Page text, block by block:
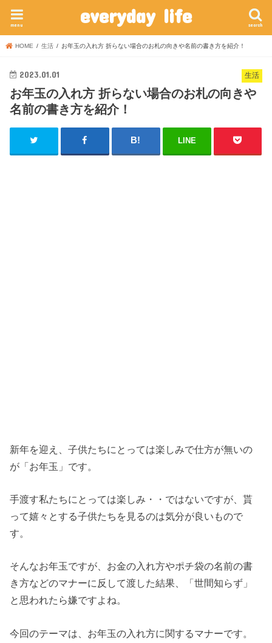
everyday life search
menu
HOME 生活 お年玉の入れ方 折らない場合のお札の向きや名前の書き方を紹介！
生活
2023.01.01
お年玉の入れ方 折らない場合のお札の向きや
名前の書き方を紹介！
LINE
新年を迎え、子供たちにとっては楽しみで仕方が無いの
が「お年玉」です。
手渡す私たちにとっては楽しみ・・ではないですが、貰
って嬉々とする子供たちを見るのは気分が良いもので
す。
そんなお年玉ですが、お金の入れ方やポチ袋の名前の書
き方などのマナーに反して渡した結果、「世間知らず」
と思われたら嫌ですよね。
今回のテーマは、お年玉の入れ方に関するマナーです。